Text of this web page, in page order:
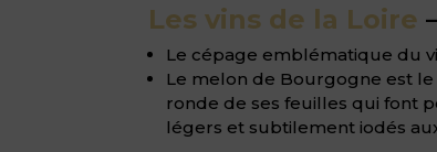
Les vins de la Loire
Le cépage emblématique du
Le melon de Bourgogne est
ronde de ses feuilles qui font
légers et subtilement iodés